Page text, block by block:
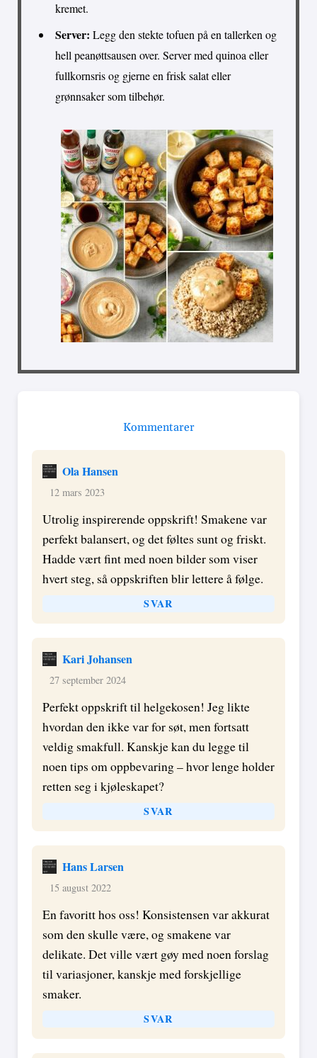
kremet.
Server: Legg den stekte tofuen på en tallerken og
hell peanøttsausen over. Server med quinoa eller
fullkornsris og gjerne en frisk salat eller
grønnsaker som tilbehør.
Kommentarer
Ola Hansen
12 mars 2023
Utrolig inspirerende oppskrift! Smakene var
perfekt balansert, og det føltes sunt og friskt.
Hadde vært fint med noen bilder som viser
hvert steg, så oppskriften blir lettere å følge.
SVAR
Kari Johansen
27 september 2024
Perfekt oppskrift til helgekosen! Jeg likte
hvordan den ikke var for søt, men fortsatt
veldig smakfull. Kanskje kan du legge til
noen tips om oppbevaring – hvor lenge holder
retten seg i kjøleskapet?
SVAR
Hans Larsen
15 august 2022
En favoritt hos oss! Konsistensen var akkurat
som den skulle være, og smakene var
delikate. Det ville vært gøy med noen forslag
til variasjoner, kanskje med forskjellige
smaker.
SVAR